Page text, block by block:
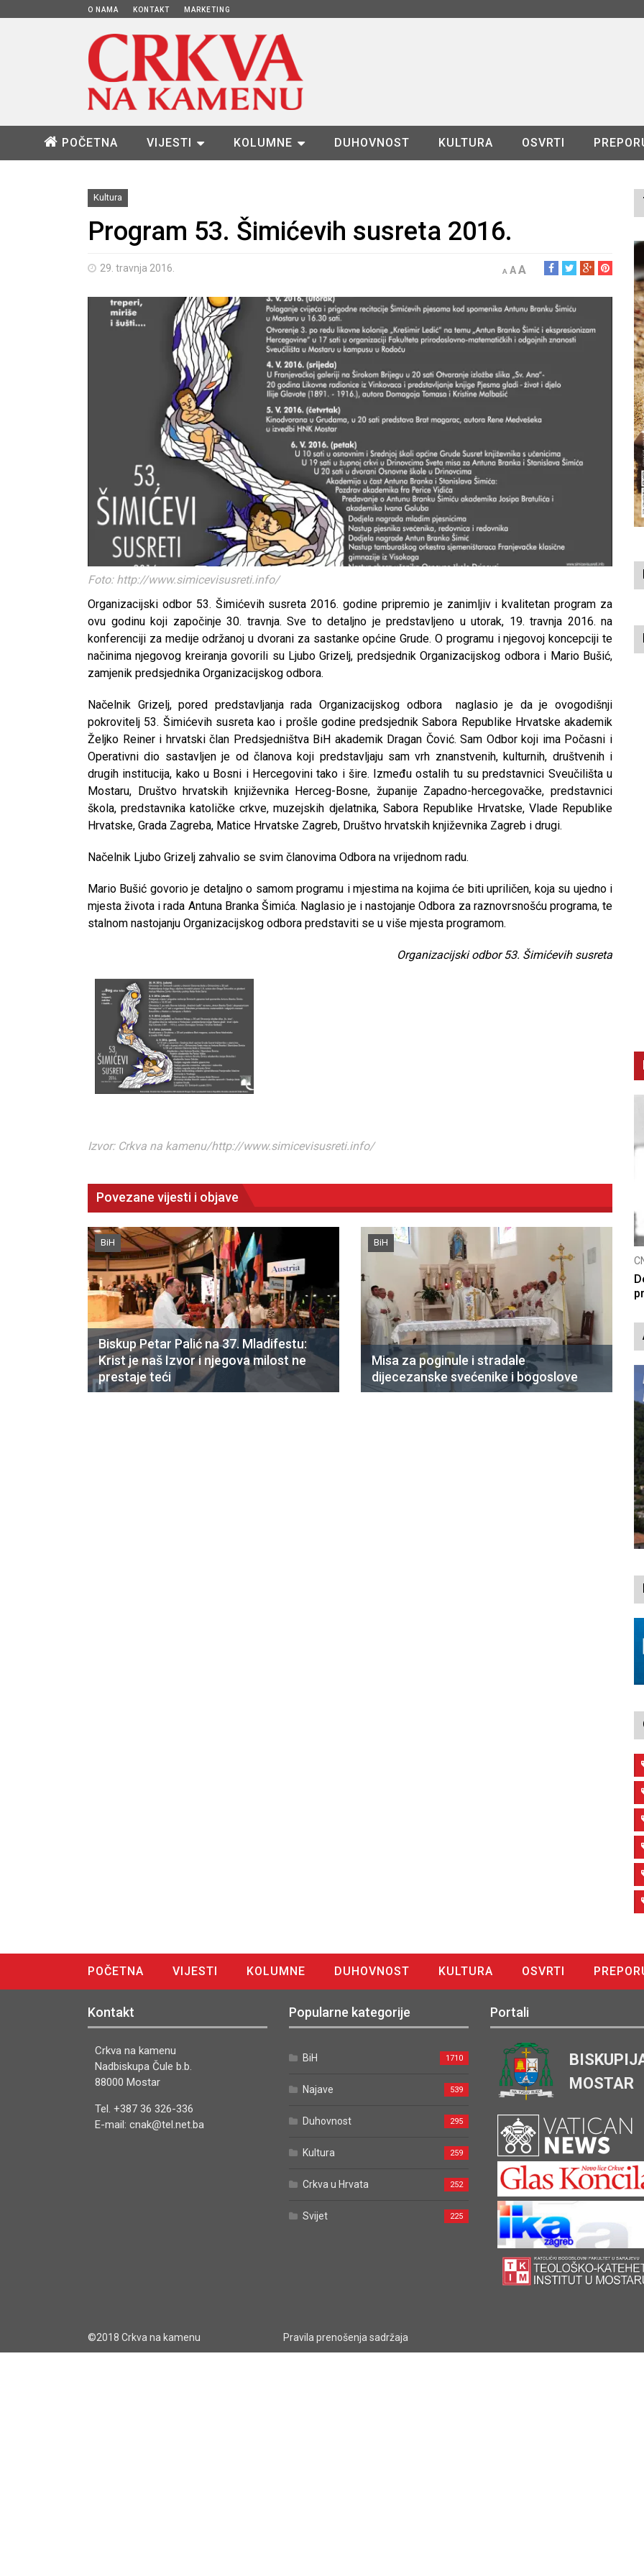
O NAMA KONTAKT MARKETING
POČETNA VIJESTI KOLUMNE DUHOVNOST KULTURA OSVRTI
Kultura
Program 53. Šimićevih susreta 2016.
29. travnja 2016. A AA
Foto: http://www.simicevisusreti.info/
Organizacijski odbor 53. Šimićevih susreta 2016. godine pripremio je zanimljiv i kvalitetan program za
ovu godinu koji započinje 30. travnja. Sve to detaljno je predstavljeno u utorak, 19. travnja 2016. na
konferenciji za medije održanoj u dvorani za sastanke općine Grude. O programu i njegovoj koncepciji te
načinima njegovog kreiranja govorili su Ljubo Grizelj, predsjednik Organizacijskog odbora i Mario Bušić,
zamjenik predsjednika Organizacijskog odbora.
Načelnik Grizelj, pored predstavljanja rada Organizacijskog odbora naglasio je da je ovogodišnji
pokrovitelj 53. Šimićevih susreta kao i prošle godine predsjednik Sabora Republike Hrvatske akademik
Željko Reiner i hrvatski član Predsjedništva BiH akademik Dragan Čović. Sam Odbor koji ima Počasni i
Operativni dio sastavljen je od članova koji predstavljaju sam vrh znanstvenih, kulturnih, društvenih i
drugih institucija, kako u Bosni i Hercegovini tako i šire. Između ostalih tu su predstavnici Sveučilišta u
Mostaru, Društvo hrvatskih književnika Herceg-Bosne, županije Zapadno-hercegovačke, predstavnici
škola, predstavnika katoličke crkve, muzejskih djelatnika, Sabora Republike Hrvatske, Vlade Republike
Hrvatske, Grada Zagreba, Matice Hrvatske Zagreb, Društvo hrvatskih književnika Zagreb i drugi.
Načelnik Ljubo Grizelj zahvalio se svim članovima Odbora na vrijednom radu.
Mario Bušić govorio je detaljno o samom programu i mjestima na kojima će biti upriličen, koja su ujedno i
mjesta života i rada Antuna Branka Šimića. Naglasio je i nastojanje Odbora za raznovrsnošću programa, te
stalnom nastojanju Organizacijskog odbora predstaviti se u više mjesta programom.
Organizacijski odbor 53. Šimićevih susreta
Izvor: Crkva na kamenu/http://www.simicevisusreti.info/
Povezane vijesti i objave
BiH
Biskup Petar Palić na 37. Mladifestu:
Krist je naš Izvor i njegova milost ne
prestaje teći
BiH
Misa za poginule i stradale
dijecezanske svećenike i bogoslove
POČETNA VIJESTI KOLUMNE DUHOVNOST KULTURA OSVRTI
Kontakt
Crkva na kamenu
Nadbiskupa Čule b.b.
88000 Mostar
Tel. +387 36 326-336
E-mail: cnak@tel.net.ba
Popularne kategorije
BiH 1710
Najave 539
Duhovnost 295
Kultura 259
Crkva u Hrvata 252
Svijet 225
Portali
MOSTAR
©2018 Crkva na kamenu Pravila prenošenja sadržaja